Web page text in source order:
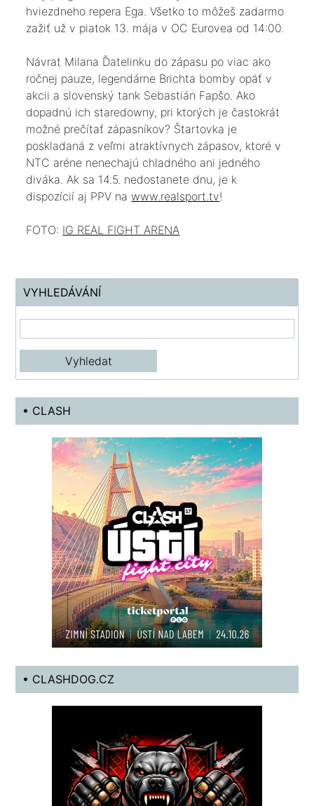
hviezdneho repera Ega. Všetko to môžeš zadarmo
zažiť už v piatok 13. mája v OC Eurovea od 14:00.
Návrat Milana Ďatelinku do zápasu po viac ako
ročnej pauze, legendárne Brichta bomby opäť v
akcii a slovenský tank Sebastián Fapšo. Ako
dopadnú ich staredowny, pri ktorých je častokrát
možné prečítať zápasníkov? Štartovka je
poskladaná z veľmi atraktívnych zápasov, ktoré v
NTC aréne nenechajú chladného ani jedného
diváka. Ak sa 14.5. nedostanete dnu, je k
dispozícií aj PPV nawww.realsport.tv!
FOTO: IG REAL FIGHT ARENA
VYHLEDÁVÁNÍ
• CLASH
• CLASHDOG.CZ